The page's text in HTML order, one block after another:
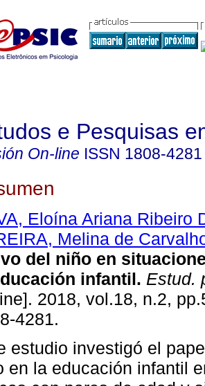
e Pesquisas
On-line ISSN 1808-4281
Eloína Ariana Ribeiro
Melina de
del niño en
infantil. Estud.
2018, vol.18, n.2,
4281.
estudio investigó el
en la educación infantil